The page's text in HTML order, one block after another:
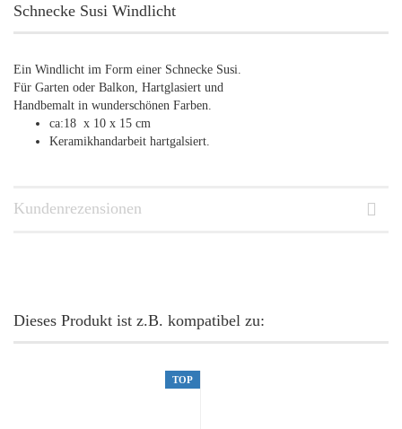
Schnecke Susi Windlicht
Ein Windlicht im Form einer Schnecke Susi.
Für Garten oder Balkon, Hartglasiert und
Handbemalt in wunderschönen Farben.
ca:18 x 10 x 15 cm
Keramikhandarbeit hartgalsiert.
Kundenrezensionen
Dieses Produkt ist z.B. kompatibel zu:
TOP